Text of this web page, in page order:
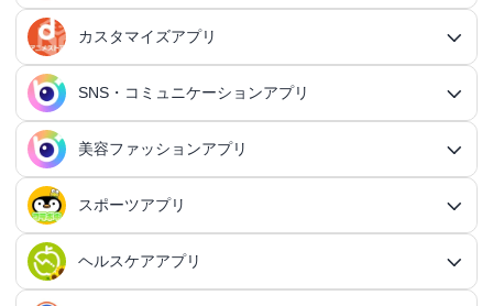
王道RPGアプリ
アクションRPGアプリ
シミュレーションRPGアプリ
ダンジョンRPGアプリ
MMORPGアプリ
放置系RPGアプリ
美少女RPGアプリ
2Dアクションアプリ
3Dアクションアプリ
アクションRPGアプリ
MOBAアプリ
シミュレーションアプリ
シミュレーションアプリ総合
育成シミュレーションアプリ
戦略シミュレーションアプリ
箱庭シミュレーションアプリ
恋愛シミュレーションアプリ
歴史シミュレーションアプリ
対戦・協力ゲームアプリ
対戦・協力ゲームアプリ総合
オンライン対戦アプリ
協力・マルチプレイアプリ
シューティングゲームアプリ
FPSアプリ
TPSアプリ
オンラインシューティングアプリ
アドベンチャーゲームアプリ
アドベンチャーゲームアプリ総合
ミステリーアドベンチャーアプリ
パズル・脳トレアプリ
パズル・脳トレアプリ総合
音楽ゲームアプリ
家計簿アプリ
ふるさと納税アプリ
貯金アプリ
スマホ決済アプリ
クレジットカードアプリ
投資アプリ
確定申告アプリ
日記アプリ
SNS感覚の日記アプリ
交換日記アプリ
写真カレンダーアプリ
行動記録アプリ
行動記録アプリ総合
習慣化アプリ
ポイ活アプリ
ポイ活アプリ総合
レシートポイ活アプリ
歩いてお金を稼ぐアプリ
スケジューラ・時計アプリ
リマインダーアプリ
ライフログアプリ
持ち物管理アプリ
家事アプリ
タスク管理アプリ
タスク管理アプリ総合
個人タスク管理アプリ
タスク共有アプリ
プロジェクト管理アプリ
QRコードアプリ
QRコード読み取りアプリ
QRコード作成アプリ
janコード検索アプリ
OCRアプリ
OCRアプリ総合
翻訳カメラアプリ
議事録アプリ
議事録アプリ総合
文字起こしアプリ
顧客管理アプリ
ファイル管理アプリ
恋愛アプリ総合
マッチングアプリ
マッチングアプリ総合
20代向けマッチングアプリ
30代向けマッチングアプリ
40代向けマッチングアプリ
出会いアプリ
カップルアプリ
カップルアプリ総合
カップルSNSアプリ
デートアプリ
デートスポットアプリ
恋愛診断アプリ
カスタマイズアプリ
カスタマイズアプリ総合
IFTTTアプリ
オートクリッカーアプリ
ネットワークアプリ
Wi-Fiアプリ
スマホ最適化アプリ
スマホ最適化アプリ総合
SNS・コミュニケーションアプリ
SNS・コミュニケーションアプリ総合
SNSアプリ
SNSアプリ総合
X（Twitter）アプリ
メールアプリ
美容ファッションアプリ
美容ファッションアプリ総合
ヘア・メイク・ネイルアプリ
スポーツアプリ
スポーツアプリ総合
ヘルスケアアプリ